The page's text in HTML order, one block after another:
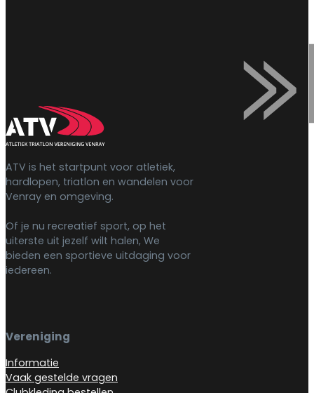
ATV is het startpunt voor atletiek,
hardlopen, triatlon en wandelen voor
Venray en omgeving.
Of je nu recreatief sport, op het
uiterste uit jezelf wilt halen, We
bieden een sportieve uitdaging voor
iedereen.
Vereniging
Informatie
Vaak gestelde vragen